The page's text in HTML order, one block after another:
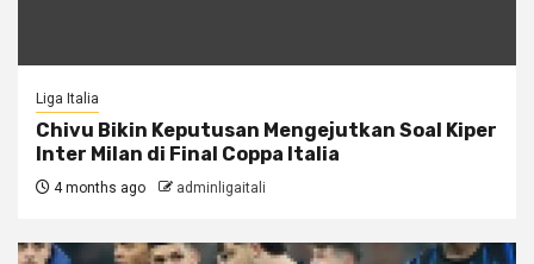
Liga Italia
Chivu Bikin Keputusan Mengejutkan Soal Kiper
Inter Milan di Final Coppa Italia
4 months ago adminligaitali